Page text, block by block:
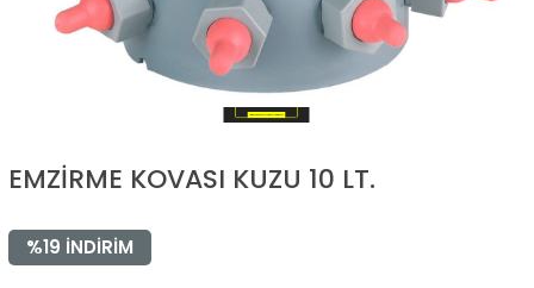
EMZİRME KOVASI KUZU 10 LT.
%19 İNDIRIM